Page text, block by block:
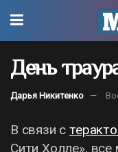
День
Дарья Никитенко
В связи с
Сити Холле»,